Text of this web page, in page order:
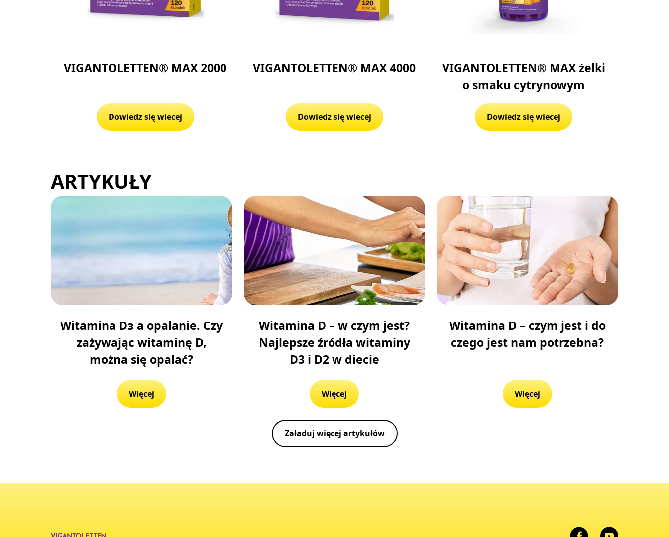
VIGANTOLETTEN® MAX 2000
Dowiedz się wiecej
VIGANTOLETTEN® MAX 4000
Dowiedz się wiecej
VIGANTOLETTEN® MAX żelki
o smaku cytrynowym
Dowiedz się wiecej
ARTYKUŁY
Witamina Dɜ a opalanie. Czy
zażywając witaminę D,
można się opalać?
Więcej
Witamina D – w czym jest?
Najlepsze źródła witaminy
D3 i D2 w diecie
Więcej
Witamina D – czym jest i do
czego jest nam potrzebna?
Więcej
Załaduj więcej artykułów